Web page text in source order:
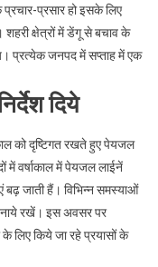
प्रसार हो इसके लिए
क्षेत्रों में डेंगू से बचाव के
प्रत्येक जनपद में सप्ताह में एक
दिये
को दृष्टिगत रखते हुए पेयजल
में वर्षाकाल में पेयजल लाईनें
बढ़ जाती हैं। विभिन्न समस्याओं
रखें। इस अवसर पर
के लिए किये जा रहे प्रयासों के